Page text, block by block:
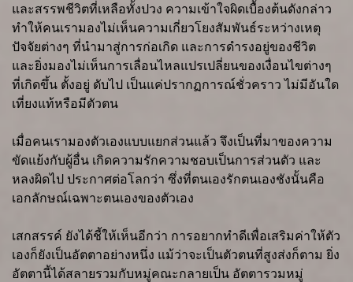
และสรรพชีวิตที่เหลือทั้งปวง ความเข้าใจผิดเบื้องต้นดังกล่าว
ทำให้คนเรามองไม่เห็นความเกี่ยวโยงสัมพันธ์ระหว่างเหตุ
ปัจจัยต่างๆ ที่นำมาสู่การก่อเกิด และการดำรงอยู่ของชีวิต
และยิ่งมองไม่เห็นการเลื่อนไหลแปรเปลี่ยนของเงื่อนไขต่างๆ
ที่เกิดขึ้น ตั้งอยู่ ดับไป เป็นแค่ปรากฏการณ์ชั่วคราว ไม่มีอันใด
เที่ยงแท้หรือมีตัวตน
เมื่อคนเรามองตัวเองแบบแยกส่วนแล้ว จึงเป็นที่มาของความ
ขัดแย้งกับผู้อื่น เกิดความรักความชอบเป็นการส่วนตัว และ
หลงผิดไป ประกาศต่อโลกว่า ซึ่งที่ตนเองรักตนเองชังนั้นคือ
เอกลักษณ์เฉพาะตนเองของตัวเอง
เสกสรรค์ ยังได้ชี้ให้เห็นอีกว่า การอยากทำดีเพื่อเสริมค่าให้ตัว
เองก็ยังเป็นอัตตาอย่างหนึ่ง แม้ว่าจะเป็นตัวตนที่สูงส่งก็ตาม ยิ่ง
อัตตานี้ได้สลายรวมกับหมู่คณะกลายเป็น อัตตารวมหมู่